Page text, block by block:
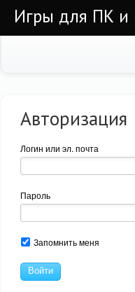
Игры для ПК и
Авторизация
Логин или эл. почта
Пароль
Запомнить меня
Войти